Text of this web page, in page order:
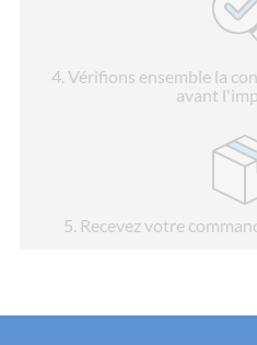
4. Vérifions ensemble la
avant
5. Recevez votre